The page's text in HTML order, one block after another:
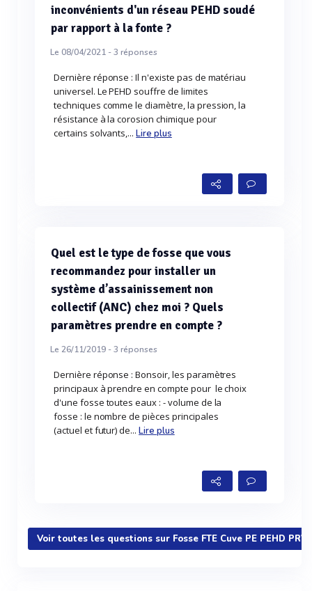
inconvénients d'un réseau PEHD soudé
par rapport à la fonte ?
Le 08/04/2021 -3 réponses
Dernière réponse : Il n'existe pas de matériau
universel. Le PEHD souffre de limites
techniques comme le diamètre, la pression, la
résistance à la corosion chimique pour
certains solvants,...Lire plus
Quel est le type de fosse que vous
recommandez pour installer un
système d’assainissement non
collectif (ANC) chez moi ? Quels
paramètres prendre en compte ?
Le 26/11/2019 -3 réponses
Dernière réponse : Bonsoir, les paramètres
principaux à prendre en compte pour le choix
d'une fosse toutes eaux : - volume de la
fosse : le nombre de pièces principales
(actuel et futur) de...Lire plus
Voir toutes les questions sur Fosse FTE Cuve PE PEHD PRV